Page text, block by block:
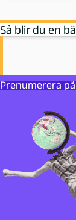
Så blir du en
Prenumerera